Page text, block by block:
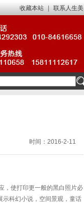
联系人生美
收藏本站
时间：2016-2-11
，使打印更一般的黑白照片必
示科幻小说，空间景观，童话